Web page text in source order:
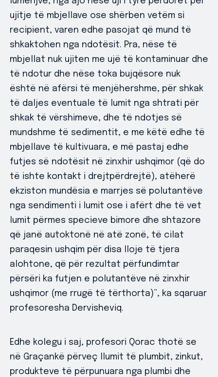
ujitje të mbjellave ose shërben vetëm si
recipient, varen edhe pasojat që mund të
shkaktohen nga ndotësit. Pra, nëse të
mbjellat nuk ujiten me ujë të kontaminuar dhe
të ndotur dhe nëse toka bujqësore nuk
është në afërsi të menjëhershme, për shkak
të daljes eventuale të lumit nga shtrati për
shkak të vërshimeve, dhe të ndotjes së
mundshme të sedimentit, e me këtë edhe të
mbjellave të kultivuara, e më pastaj edhe
futjes së ndotësit në zinxhir ushqimor (që do
të ishte kontakt i drejtpërdrejtë), atëherë
ekziston mundësia e marrjes së polutantëve
nga sendimenti i lumit ose i afërt dhe të vet
lumit përmes specieve bimore dhe shtazore
që janë autoktonë në atë zonë, të cilat
paraqesin ushqim për disa lloje të tjera
alohtone, që për rezultat përfundimtar
përsëri ka futjen e polutantëve në zinxhir
ushqimor (me rrugë të tërthorta)”, ka sqaruar
profesoresha Dervisheviq.
Edhe kolegu i saj, profesori Qorac thotë se
në Graçankë përveç llumit të plumbit, zinkut,
produkteve të përpunuara nga plumbi dhe